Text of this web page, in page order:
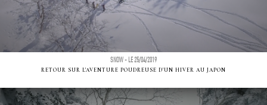
SNOW - LE 25/04/2019
RETOUR SUR L'AVENTURE POUDREUSE D'UN HIVER AU JAPON